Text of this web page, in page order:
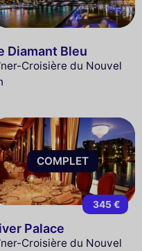
Diamant Bleu
Croisière du Nouvel
COMPLET
345 €
Palace
Croisière du Nouvel